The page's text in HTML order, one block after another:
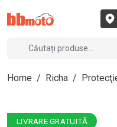
Home / Richa /
LIVRARE GRATUITĂ